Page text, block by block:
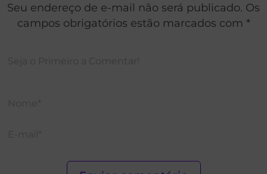
Seu endereço de e-mail não será publicado. Os
campos obrigatórios estão marcados com *